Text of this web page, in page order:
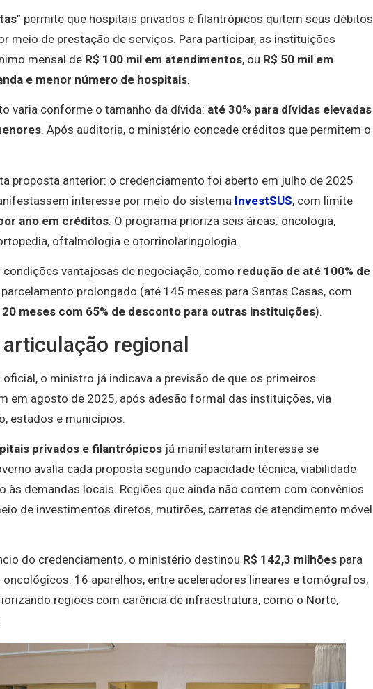
” permite que hospitais privados e filantrópicos quitem seus débitos
meio de prestação de serviços. Para participar, as instituições
mensal de R$ 100 mil em atendimentos, ou R$ 50 mil em
e menor número de hospitais.
varia conforme o tamanho da dívida: até 30% para dívidas elevadas
. Após auditoria, o ministério concede créditos que permitem o
proposta anterior: o credenciamento foi aberto em julho de 2025
interesse por meio do sistema InvestSUS, com limite
ano em créditos. O programa prioriza seis áreas: oncologia,
oftalmologia e otorrinolaringologia.
vantajosas de negociação, como redução de até 100% de
prolongado (até 145 meses para Santas Casas, com
meses com 65% de desconto para outras instituições).
regional
o ministro já indicava a previsão de que os primeiros
em agosto de 2025, após adesão formal das instituições, via
estados e municípios.
privados e filantrópicos já manifestaram interesse se
avalia cada proposta segundo capacidade técnica, viabilidade
às demandas locais. Regiões que ainda não contem com convênios
de investimentos diretos, mutirões, carretas de atendimento móvel
do credenciamento, o ministério destinou R$ 142,3 milhões para
16 aparelhos, entre aceleradores lineares e tomógrafos,
regiões com carência de infraestrutura, como o Norte,